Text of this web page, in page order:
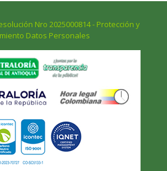
Nro 2025000814 - Protección y
Datos Personales